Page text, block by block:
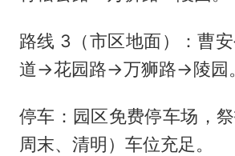
路线 3（市区地面）：曹
道→花园路→万狮路→陵园。
停车：园区免费停车场，
周末、清明）车位充足。